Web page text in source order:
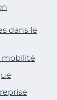
dans le
mobilité